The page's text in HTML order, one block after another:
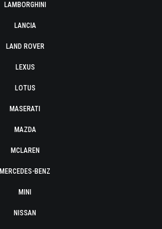
LAMBORGHINI
LANCIA
LAND ROVER
LEXUS
LOTUS
MASERATI
MAZDA
MCLAREN
MERCEDES-BENZ
MINI
NISSAN